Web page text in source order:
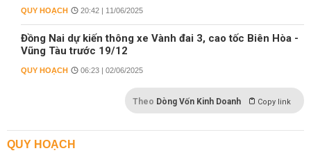
QUY HOẠCH 20:42 | 11/06/2025
Đồng Nai dự kiến thông xe Vành đai 3, cao tốc Biên Hòa -
Vũng Tàu trước 19/12
QUY HOẠCH 06:23 | 02/06/2025
Theo Dòng Vốn Kinh Doanh Copy link
QUY HOẠCH